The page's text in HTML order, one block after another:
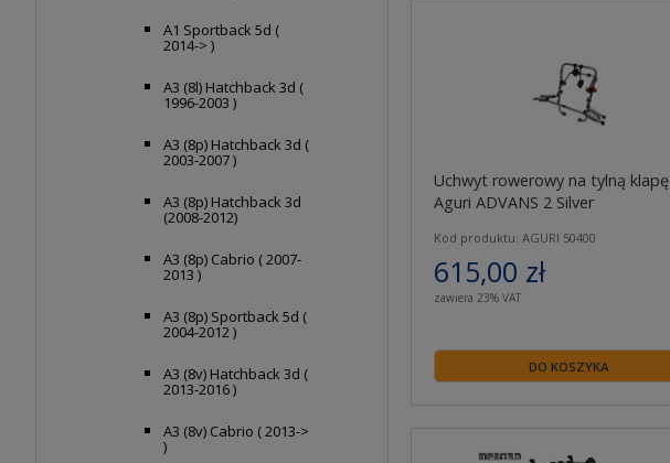
A1 Sportback 5d (
2014-> )
A3 (8l) Hatchback 3d (
1996-2003 )
A3 (8p) Hatchback 3d (
2003-2007 )
A3 (8p) Hatchback 3d
(2008-2012)
A3 (8p) Cabrio ( 2007-
2013 )
A3 (8p) Sportback 5d (
2004-2012 )
A3 (8v) Hatchback 3d (
2013-2016 )
A3 (8v) Cabrio ( 2013->
)
Uchwyt rowerowy na tylną klapę
Aguri ADVANS 2 Silver
Kod produktu: AGURI 50400
615,00 zł
zawiera 23% VAT
DO KOSZYKA